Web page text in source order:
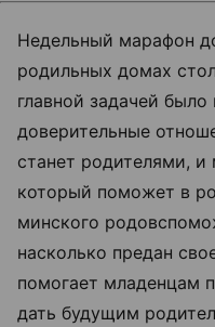
Недельный марафон
родильных домах
главной задачей
доверительные
станет родителями,
который поможет в
минского
насколько предан
помогает младенцам
дать будущим